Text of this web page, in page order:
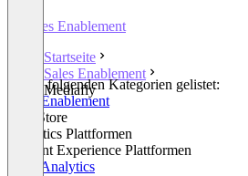
Sales Enablement
Startseite
Sales Enablement
Mediafly
In den folgenden Kategorien gelistet:
Sales Enablement
SAP Store
Analytics Plattformen
Content Experience Plattformen
Sales Analytics